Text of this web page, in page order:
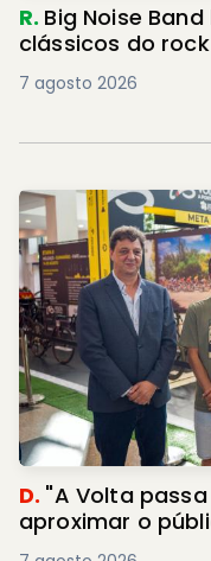
R. Big Noise
clássicos do
7 agosto 2026
D. "A Volta
aproximar o